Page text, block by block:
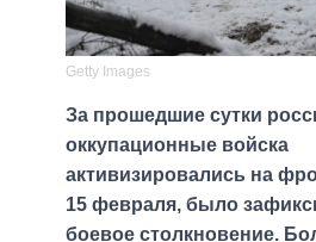
Getty Images
За прошедшие сутки
оккупационные войска
активизировались на
15 февраля, было
боевое столкновение.